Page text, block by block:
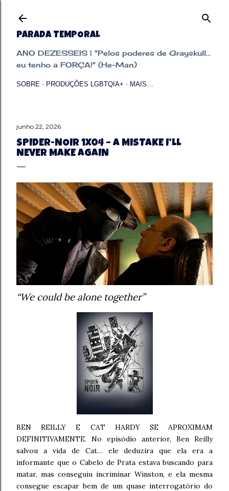
PARADA TEMPORAL
ANO DEZESSEIS | "Pelos poderes de Grayskull...
eu tenho a FORÇA!" (He-Man)
SOBRE PRODUÇÕES LGBTQIA+ MAIS…
junho 22, 2026
SPIDER-NOIR 1X04 – A MISTAKE I’LL
NEVER MAKE AGAIN
“We could be alone together”
BEN REILLY E CAT HARDY SE APROXIMAM
DEFINITIVAMENTE. No episódio anterior, Ben Reilly
salvou a vida de Cat… ele deduzira que ela era a
informante que o Cabelo de Prata estava buscando para
matar, mas conseguiu incriminar Winston, e ela mesma
consegue escapar bem de um quase interrogatório do